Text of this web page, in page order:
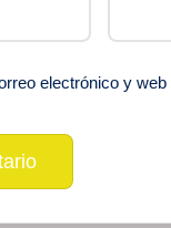
electrónico y